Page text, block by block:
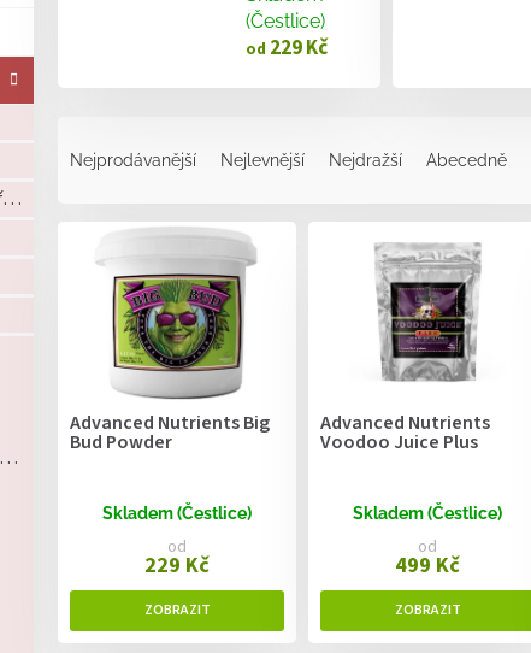
Ochrana (škůdci, plísně, stress a kořeny)
Kořenové stimulátory / bakteriální složky
(Čestlice)
od 229 Kč
Nejprodávanější Nejlevnější Nejdražší Abecedně
Advanced Nutrients Big
Bud Powder
Skladem (Čestlice)
od
229 Kč
Advanced Nutrients
Voodoo Juice Plus
Skladem (Čestlice)
od
499 Kč